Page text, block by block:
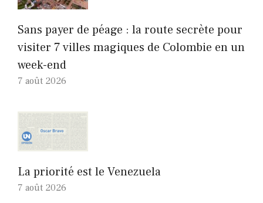
Sans payer de péage : la route secrète pour
visiter 7 villes magiques de Colombie en un
week-end
7 août 2026
La priorité est le Venezuela
7 août 2026